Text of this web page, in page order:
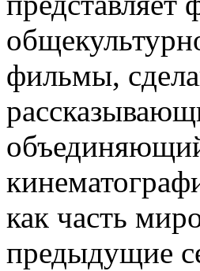
фильмы,
как часть
предыдущие